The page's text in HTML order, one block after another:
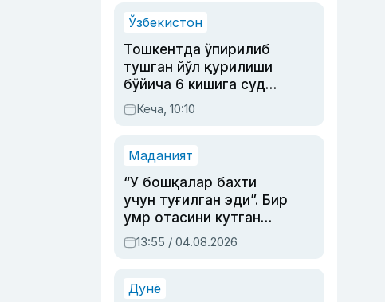
Ўзбекистон
Тошкентда ўпирилиб
тушган йўл қурилиши
бўйича 6 кишига суд
ҳукми ўқилди
Кеча, 10:10
Маданият
“У бошқалар бахти
учун туғилган эди”. Бир
умр отасини кутган
актриса ва дубльяж
устаси Римма
синовларга тўла ҳаёти
13:55 / 04.08.2026
Дунё